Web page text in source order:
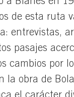
de esta ruta
entrevistas,
pasajes
cambios por
la obra de